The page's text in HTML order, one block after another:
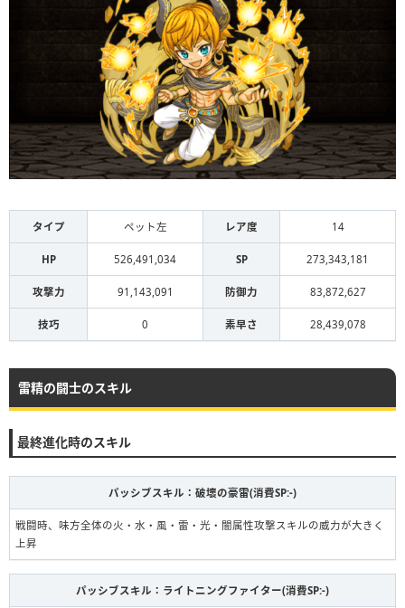
タイプ ペット左 レア度 14
HP 526,491,034 SP 273,343,181
攻撃力 91,143,091 防御力 83,872,627
技巧 0 素早さ 28,439,078
雷精の闘士のスキル
最終進化時のスキル
パッシブスキル：破壞の豪雷(消費SP:-)
戦闘時、味方全体の火・水・風・雷・光・闇属性攻撃スキルの威力が大きく
上昇
パッシブスキル：ライトニングファイター(消費SP:-)